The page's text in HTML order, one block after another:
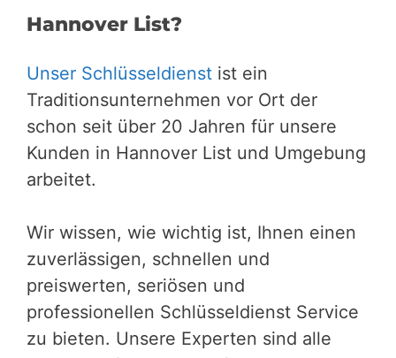
Hannover List?
Unser Schlüsseldienst ist ein
Traditionsunternehmen vor Ort der
schon seit über 20 Jahren für unsere
Kunden in Hannover List und Umgebung
arbeitet.
Wir wissen, wie wichtig ist, Ihnen einen
zuverlässigen, schnellen und
preiswerten, seriösen und
professionellen Schlüsseldienst Service
zu bieten. Unsere Experten sind alle